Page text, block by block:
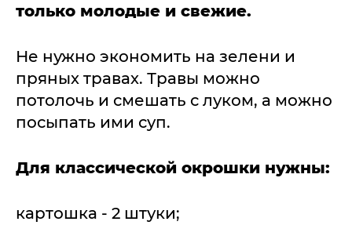
только молодые и свежие.
Не нужно экономить на зелени и
пряных травах. Травы можно
потолочь и смешать с луком, а можно
посыпать ими суп.
Для классической окрошки нужны:
картошка - 2 штуки;